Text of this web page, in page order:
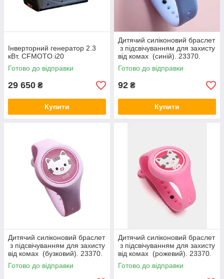
Інверторний генератор 2.3
кВт. CFMOTO i20
Готово до відправки
29 650 ₴
Купити
Дитячий силіконовий браслет
з підсвічуванням для захисту
від комах (синій). 23370.
Готово до відправки
92 ₴
Купити
Дитячий силіконовий браслет
з підсвічуванням для захисту
від комах (бузковий). 23370.
Готово до відправки
Дитячий силіконовий браслет
з підсвічуванням для захисту
від комах (рожевий). 23370.
Готово до відправки